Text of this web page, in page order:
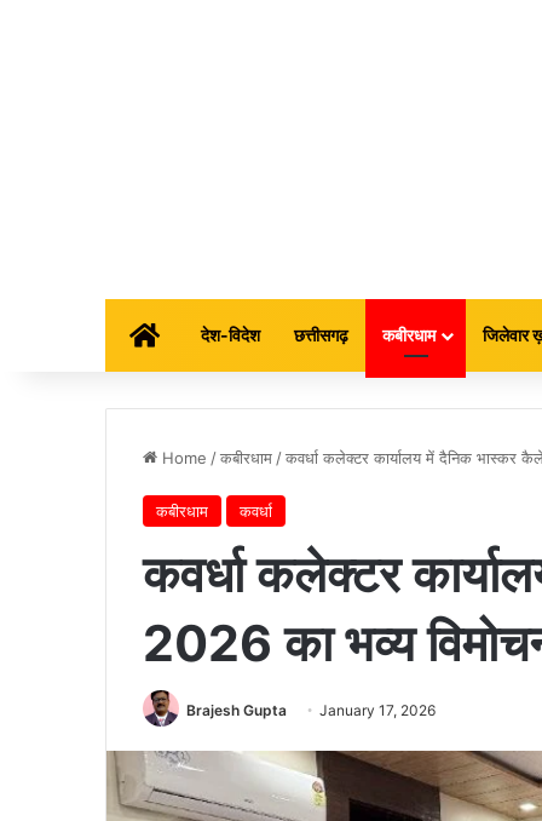
होम देश-विदेश छत्तीसगढ़ कबीरधाम जिलेवार
Home /कबीरधाम /कवर्धा कलेक्टर कार्यालय में दैनिक भास्कर
कबीरधाम कवर्धा
कवर्धा कलेक्टर
2026 का भव्य
Brajesh Gupta January 17, 2026